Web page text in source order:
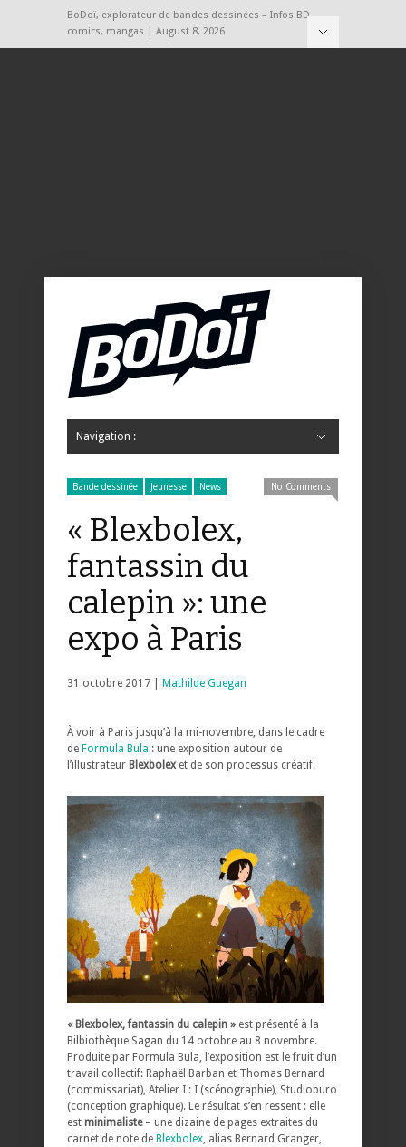
BoDoï, explorateur de bandes dessinées – Infos BD,
comics, mangas | August 8, 2026
Navigation :
Bande dessinée Jeunesse News No Comments
« Blexbolex,
fantassin du
calepin »: une
expo à Paris
31 octobre 2017 | Mathilde Guegan
À voir à Paris jusqu’à la mi-novembre, dans le cadre
de Formula Bula : une exposition autour de
l’illustrateur Blexbolex et de son processus créatif.
« Blexbolex, fantassin du calepin » est présenté à la
Bilbiothèque Sagan du 14 octobre au 8 novembre.
Produite par Formula Bula, l’exposition est le fruit d’un
travail collectif: Raphaël Barban et Thomas Bernard
(commissariat), Atelier I : I (scénographie), Studioburo
(conception graphique). Le résultat s’en ressent : elle
est minimaliste– une dizaine de pages extraites du
carnet de note de Blexbolex, alias Bernard Granger,